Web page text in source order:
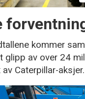
kommer
glipp av over 24
Caterpillar-aksjer.